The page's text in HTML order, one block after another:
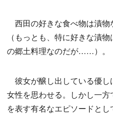
西田の好きな食べ物は漬物
（もっとも、特に好きな漬
の郷土料理なのだが……）。
彼女が醸し出している優
女性を思わせる。しかし一
を表す有名なエピソードとし